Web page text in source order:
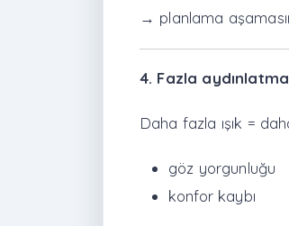
→ planlama
4. Fazla aydınlatma
Daha fazla ışık =
göz yorgunluğu
konfor kaybı